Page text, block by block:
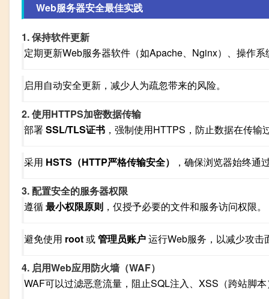
Web服务器安全最佳实践
1. 保持软件更新
定期更新Web服务器软件（如Apache、Nginx）、操作
启用自动安全更新，减少人为疏忽带来的风险。
2. 使用HTTPS加密数据传输
部署SSL/TLS证书 ，强制使用HTTPS，防止数据在传输
采用 HSTS（HTTP严格传输安全） ，确保浏览器始终通
3. 配置安全的服务器权限
遵循最小权限原则 ，仅授予必要的文件和服务访问权限。
避免使用 root或管理员账户运行Web服务，以减少攻击
4. 启用Web应用防火墙（WAF）
WAF可以过滤恶意流量，阻止SQL注入、XSS（跨站脚